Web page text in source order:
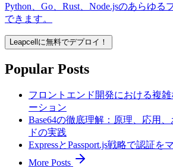
Python、Go、Rust、Node.jsのあらゆる
できます。
Leapcellに無料でデプロイ！
Popular Posts
フロントエンド開発における複
ーション
Base64の徹底理解：原理、応用
ドの実践
ExpressとPassport.js戦略で認証を
More Posts